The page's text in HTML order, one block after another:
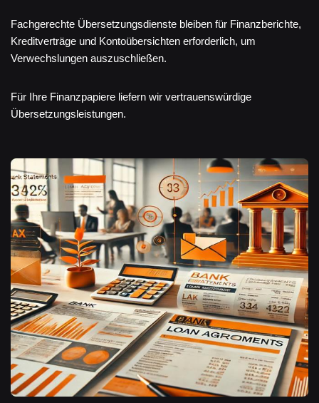
Fachgerechte Übersetzungsdienste bleiben für Finanzberichte,
Kreditverträge und Kontoübersichten erforderlich, um
Verwechslungen auszuschließen.
Für Ihre Finanzpapiere liefern wir vertrauenswürdige
Übersetzungsleistungen.